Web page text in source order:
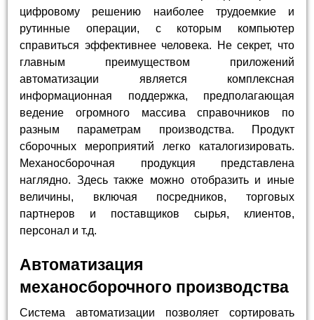
цифровому решению наиболее трудоемкие и
рутинные операции, с которым компьютер
справиться эффективнее человека. Не секрет, что
главным преимуществом приложений
автоматизации является комплексная
информационная поддержка, предполагающая
ведение огромного массива справочников по
разным параметрам производства. Продукт
сборочных мероприятий легко каталогизировать.
Механосборочная продукция представлена
наглядно. Здесь также можно отобразить и иные
величины, включая посредников, торговых
партнеров и поставщиков сырья, клиентов,
персонал и т.д.
Автоматизация
механосборочного производства
Система автоматизации позволяет сортировать